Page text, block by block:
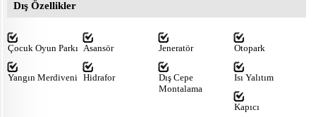
Dış Özellikler
Çocuk Oyun Parkı Asansör Jeneratör Otopark
Yangın Merdiveni Hidrafor
Dış Cepe
Montalama
Isı Yalıtım
Kapıcı